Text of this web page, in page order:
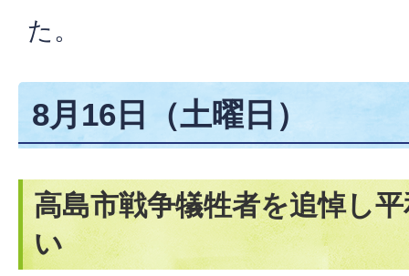
た。
8月16日（土曜日）
高島市戦争犠牲者を追悼し
い